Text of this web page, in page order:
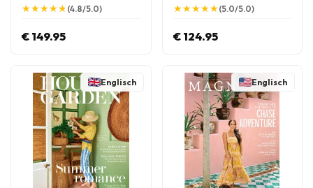
★
★★
★★
★★
★★
★ (4.8/5.0)
€ 149.95
★
★★
★★
★★
★★
★(5.0/5.0)
€ 124.95
Englisch Englisch